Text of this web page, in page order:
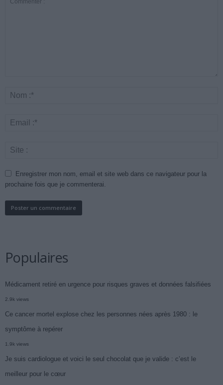
Enregistrer mon nom, email et site web dans ce navigateur pour la
prochaine fois que je commenterai.
Populaires
Médicament retiré en urgence pour risques graves et données falsifiées
2.9k views
Ce cancer mortel explose chez les personnes nées après 1980 : le
symptôme à repérer
1.9k views
Je suis cardiologue et voici le seul chocolat que je valide : c’est le
meilleur pour le cœur